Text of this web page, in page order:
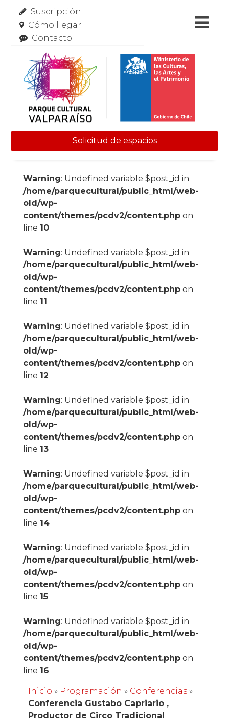
Suscripción
Cómo llegar
Contacto
Solicitud de espacios
Warning: Undefined variable $post_id in
/home/parquecultural/public_html/web-
old/wp-
content/themes/pcdv2/content.phpon
line 10
Warning: Undefined variable $post_id in
/home/parquecultural/public_html/web-
old/wp-
content/themes/pcdv2/content.phpon
line 11
Warning: Undefined variable $post_id in
/home/parquecultural/public_html/web-
old/wp-
content/themes/pcdv2/content.phpon
line 12
Warning: Undefined variable $post_id in
/home/parquecultural/public_html/web-
old/wp-
content/themes/pcdv2/content.phpon
line 13
Warning: Undefined variable $post_id in
/home/parquecultural/public_html/web-
old/wp-
content/themes/pcdv2/content.phpon
line 14
Warning: Undefined variable $post_id in
/home/parquecultural/public_html/web-
old/wp-
content/themes/pcdv2/content.phpon
line 15
Warning: Undefined variable $post_id in
/home/parquecultural/public_html/web-
old/wp-
content/themes/pcdv2/content.phpon
line 16
Inicio » Programación » Conferencias»
Conferencia Gustabo Capriario ,
Productor de Circo Tradicional